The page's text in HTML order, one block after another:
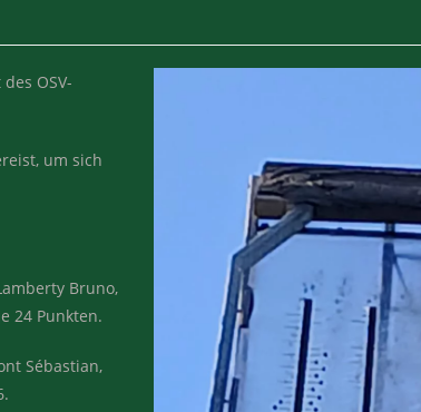
OSV-
um sich
Bruno,
24 Punkten.
Sébastian,